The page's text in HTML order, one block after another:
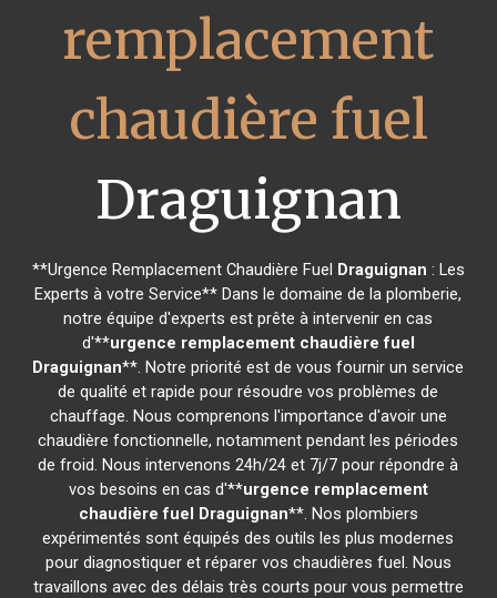
remplacement
chaudière fuel
Draguignan
**Urgence Remplacement Chaudière Fuel Draguignan : Les
Experts à votre Service** Dans le domaine de la plomberie,
notre équipe d'experts est prête à intervenir en cas
d'**urgence remplacement chaudière fuel
Draguignan**. Notre priorité est de vous fournir un service
de qualité et rapide pour résoudre vos problèmes de
chauffage. Nous comprenons l'importance d'avoir une
chaudière fonctionnelle, notamment pendant les périodes
de froid. Nous intervenons 24h/24 et 7j/7 pour répondre à
vos besoins en cas d'**urgence remplacement
chaudière fuel Draguignan**. Nos plombiers
expérimentés sont équipés des outils les plus modernes
pour diagnostiquer et réparer vos chaudières fuel. Nous
travaillons avec des délais très courts pour vous permettre